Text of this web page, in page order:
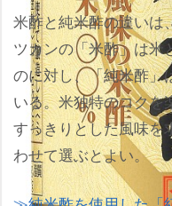
米酢と純米酢の違いは
ツカンの「米酢」は米
のに対し、「純米酢」
いる。米独特のコクを
すっきりとした風味を
わせて選ぶとよい。